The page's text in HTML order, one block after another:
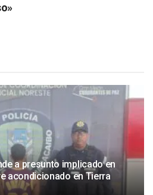
a presunto implicado en
acondicionado en Tierra